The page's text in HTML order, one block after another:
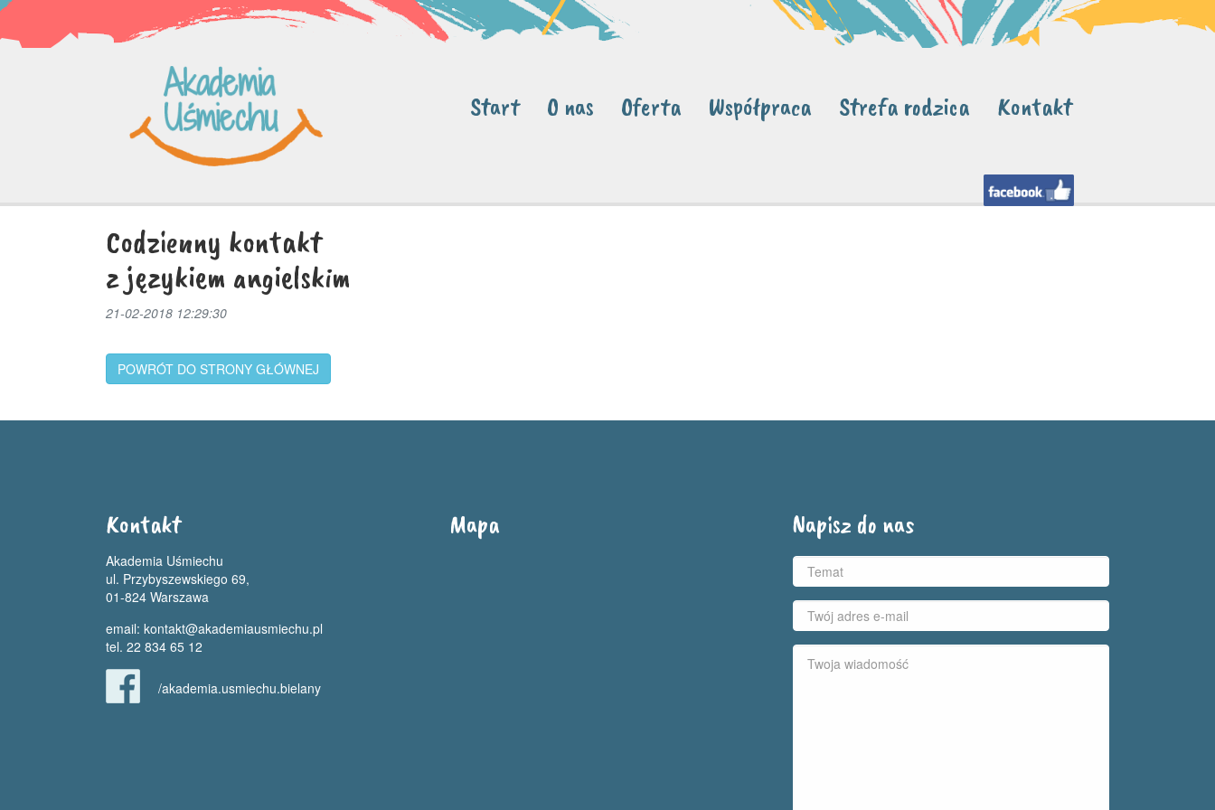
Start O nas Oferta Współpraca Strefa rodzica Kontakt
Codzienny kontakt
z językiem angielskim
21-02-2018 12:29:30
POWRÓT DO STRONY GŁÓWNEJ
Kontakt
Akademia Uśmiechu
ul. Przybyszewskiego 69,
01-824 Warszawa
email: kontakt@akademiausmiechu.pl
tel. 22 834 65 12
/akademia.usmiechu.bielany
Mapa Napisz do nas